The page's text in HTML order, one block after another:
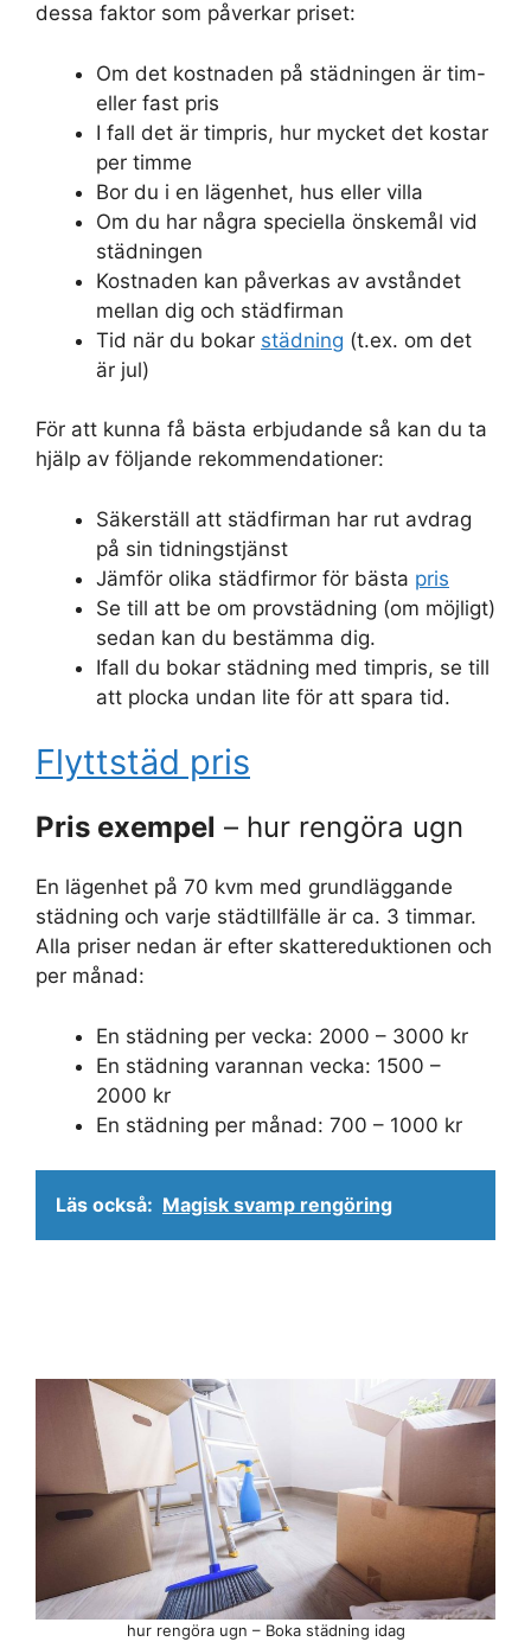
dessa faktor som påverkar priset:
Om det kostnaden på städningen är tim-
eller fast pris
I fall det är timpris, hur mycket det kostar
per timme
Bor du i en lägenhet, hus eller villa
Om du har några speciella önskemål vid
städningen
Kostnaden kan påverkas av avståndet
mellan dig och städfirman
Tid när du bokar städning (t.ex. om det
är jul)
För att kunna få bästa erbjudande så kan du ta
hjälp av följande rekommendationer:
Säkerställ att städfirman har rut avdrag
på sin tidningstjänst
Jämför olika städfirmor för bästa pris
Se till att be om provstädning (om möjligt)
sedan kan du bestämma dig.
Ifall du bokar städning med timpris, se till
att plocka undan lite för att spara tid.
Flyttstäd pris
Pris exempel – hur rengöra ugn
En lägenhet på 70 kvm med grundläggande
städning och varje städtillfälle är ca. 3 timmar.
Alla priser nedan är efter skattereduktionen och
per månad:
En städning per vecka: 2000 – 3000 kr
En städning varannan vecka: 1500 –
2000 kr
En städning per månad: 700 – 1000 kr
Läs också: Magisk svamp rengöring
hur rengöra ugn – Boka städning idag